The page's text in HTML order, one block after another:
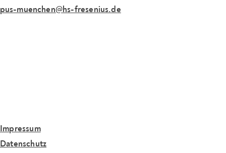
muenchen@hs-fresenius.de
Impressum
Datenschutz